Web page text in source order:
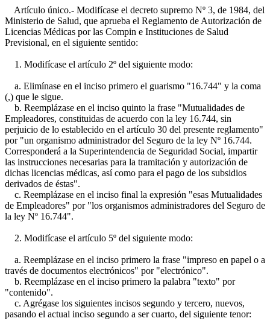
Artículo único.- Modifícase el decreto supremo Nº 3, de 1984, del
Ministerio de Salud, que aprueba el Reglamento de Autorización de
Licencias Médicas por las Compin e Instituciones de Salud
Previsional, en el siguiente sentido:
1. Modifícase el artículo 2º del siguiente modo:
a. Elimínase en el inciso primero el guarismo "16.744" y la coma
(,) que le sigue.
b. Reemplázase en el inciso quinto la frase "Mutualidades de
Empleadores, constituidas de acuerdo con la ley 16.744, sin
perjuicio de lo establecido en el artículo 30 del presente reglamento"
por "un organismo administrador del Seguro de la ley Nº 16.744.
Corresponderá a la Superintendencia de Seguridad Social, impartir
las instrucciones necesarias para la tramitación y autorización de
dichas licencias médicas, así como para el pago de los subsidios
derivados de éstas".
c. Reemplázase en el inciso final la expresión "esas Mutualidades
de Empleadores" por "los organismos administradores del Seguro de
la ley Nº 16.744".
2. Modifícase el artículo 5º del siguiente modo:
a. Reemplázase en el inciso primero la frase "impreso en papel o a
través de documentos electrónicos" por "electrónico".
b. Reemplázase en el inciso primero la palabra "texto" por
"contenido".
c. Agrégase los siguientes incisos segundo y tercero, nuevos,
pasando el actual inciso segundo a ser cuarto, del siguiente tenor: